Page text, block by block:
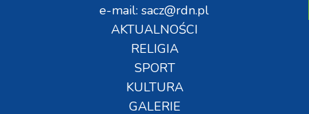
e-mail: sacz@rdn.pl
AKTUALNOŚCI
RELIGIA
SPORT
KULTURA
GALERIE